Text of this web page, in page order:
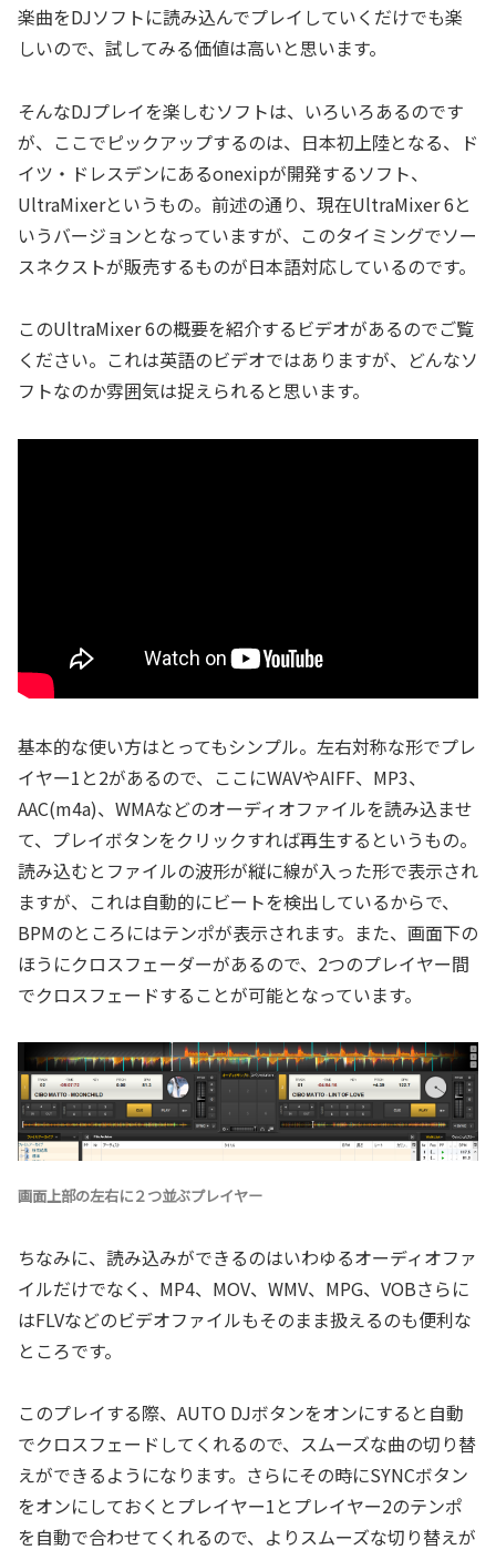
楽曲をDJソフトに読み込んでプレイしていくだけでも楽
しいので、試してみる価値は高いと思います。
そんなDJプレイを楽しむソフトは、いろいろあるのです
が、ここでピックアップするのは、日本初上陸となる、ド
イツ・ドレスデンにあるonexipが開発するソフト、
UltraMixerというもの。前述の通り、現在UltraMixer 6と
いうバージョンとなっていますが、このタイミングでソー
スネクストが販売するものが日本語対応しているのです。
このUltraMixer 6の概要を紹介するビデオがあるのでご覧
ください。これは英語のビデオではありますが、どんなソ
フトなのか雰囲気は捉えられると思います。
基本的な使い方はとってもシンプル。左右対称な形でプレ
イヤー1と2があるので、ここにWAVやAIFF、MP3、
AAC(m4a)、WMAなどのオーディオファイルを読み込ませ
て、プレイボタンをクリックすれば再生するというもの。
読み込むとファイルの波形が縦に線が入った形で表示され
ますが、これは自動的にビートを検出しているからで、
BPMのところにはテンポが表示されます。また、画面下の
ほうにクロスフェーダーがあるので、2つのプレイヤー間
でクロスフェードすることが可能となっています。
画面上部の左右に２つ並ぶプレイヤー
ちなみに、読み込みができるのはいわゆるオーディオファ
イルだけでなく、MP4、MOV、WMV、MPG、VOBさらに
はFLVなどのビデオファイルもそのまま扱えるのも便利な
ところです。
このプレイする際、AUTO DJボタンをオンにすると自動
でクロスフェードしてくれるので、スムーズな曲の切り替
えができるようになります。さらにその時にSYNCボタン
をオンにしておくとプレイヤー1とプレイヤー2のテンポ
を自動で合わせてくれるので、よりスムーズな切り替えが